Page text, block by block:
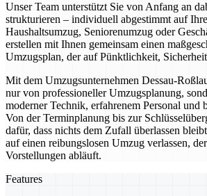
Unser Team unterstützt Sie von Anfang an
strukturieren – individuell abgestimmt auf
Haushaltsumzug, Seniorenumzug oder
erstellen mit Ihnen gemeinsam einen
Umzugsplan, der auf Pünktlichkeit,
Mit dem Umzugsunternehmen Dessau-
nur von professioneller Umzugsplanung,
moderner Technik, erfahrenem Personal und
Von der Terminplanung bis zur
dafür, dass nichts dem Zufall überlassen
auf einen reibungslosen Umzug verlassen,
Vorstellungen abläuft.
Features